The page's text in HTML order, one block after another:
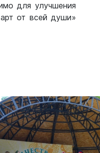
для улучшения
от всей души»